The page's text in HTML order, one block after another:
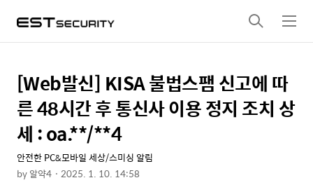
검
색
메
뉴
상
세
컨
텐
츠
본
문
제
목
[Web발신] KISA 불법스팸 신고에 따
른 48시간 후 통신사 이용 정지 조치 상
세 : oa.**/**4
안전한 PC&모바일 세상/스미싱 알림
by알약4 2025. 1. 10. 14:58